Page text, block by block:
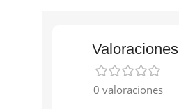
Valoraciones
0 valoraciones